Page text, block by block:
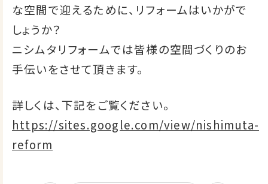
な空間で迎えるために、リフォームはいかがで
しょうか？
ニシムタリフォームでは皆様の空間づくりのお
手伝いをさせて頂きます。
詳しくは、下記をご覧ください。
https://sites.google.com/view/nishimuta-
reform